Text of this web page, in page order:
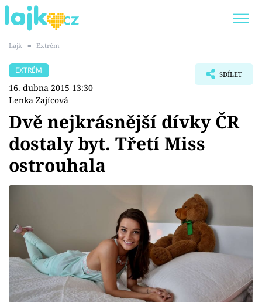
SHOPAHOLICADEL
Témata
Showbyznys
Virály
Sex a vztahy
Videa
Lajk ■ Extrém
EXTRÉM
16. dubna 2015 13:30
Lenka Zajícová
SDÍLET
Dvě nejkrásnější dívky ČR
dostaly byt. Třetí Miss
ostrouhala